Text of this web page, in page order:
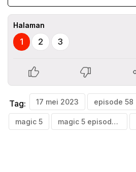
Halaman
1 2 3
Tag: 17 mei 2023 episode 58
magic 5 magic 5 episode 58